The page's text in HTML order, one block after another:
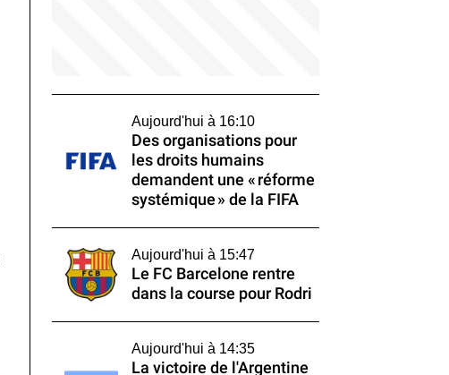
Aujourd'hui à 16:10
Des organisations pour
les droits humains
demandent une « réforme
systémique » de la FIFA
Aujourd'hui à 15:47
Le FC Barcelone rentre
dans la course pour Rodri
Aujourd'hui à 14:35
La victoire de l'Argentine